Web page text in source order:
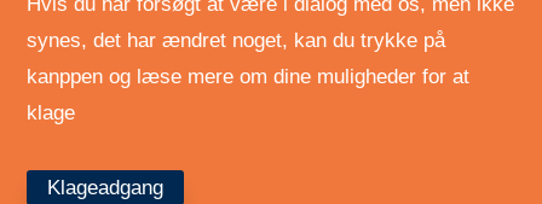
synes, det har ændret noget, kan du trykke på
kanppen og læse mere om dine muligheder for at
klage
Klageadgang